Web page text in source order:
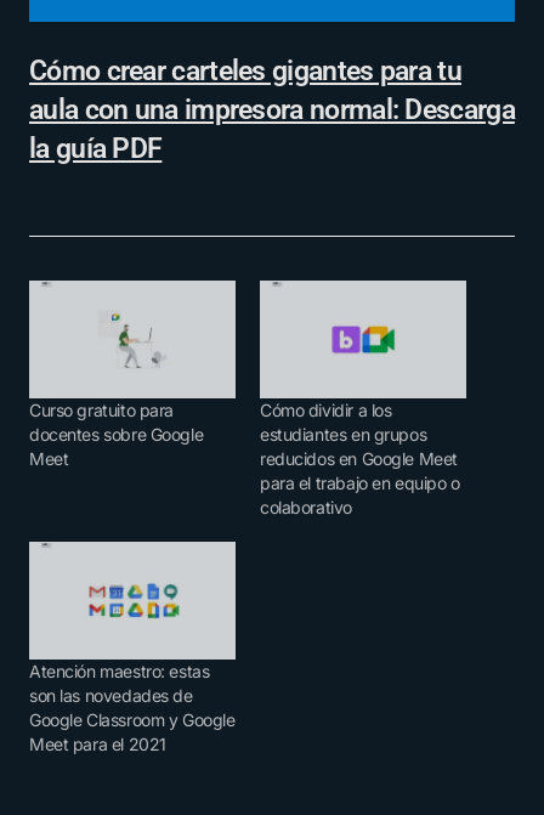
Cómo crear carteles gigantes para tu
aula con una impresora normal: Descarga
la guía PDF
Curso gratuito para
docentes sobre Google
Meet
Cómo dividir a los
estudiantes en grupos
reducidos en Google Meet
para el trabajo en equipo o
colaborativo
Atención maestro: estas
son las novedades de
Google Classroom y Google
Meet para el 2021